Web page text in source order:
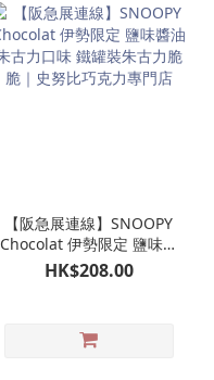
【阪急展連線】SNOOPY
Chocolat 伊勢限定 鹽味醬
油朱古力口味 鐵罐裝朱古
HK$208.00